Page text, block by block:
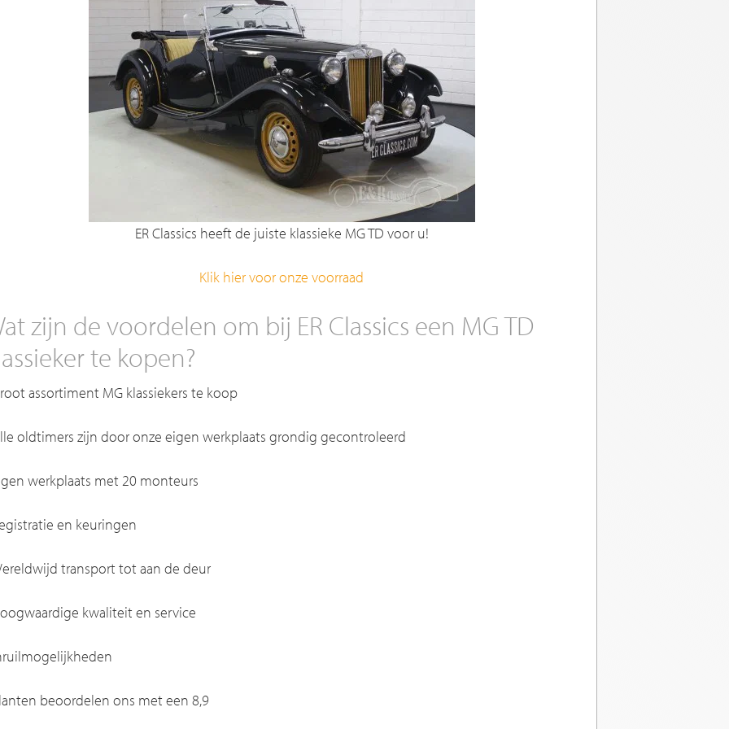
ER Classics heeft de juiste klassieke MG TD voor u!
Klik hier voor onze voorraad
zijn de voordelen om bij ER Classics een MG TD
te kopen?
assortiment MG klassiekers te koop
oldtimers zijn door onze eigen werkplaats grondig gecontroleerd
werkplaats met 20 monteurs
en keuringen
transport tot aan de deur
kwaliteit en service
beoordelen ons met een 8,9